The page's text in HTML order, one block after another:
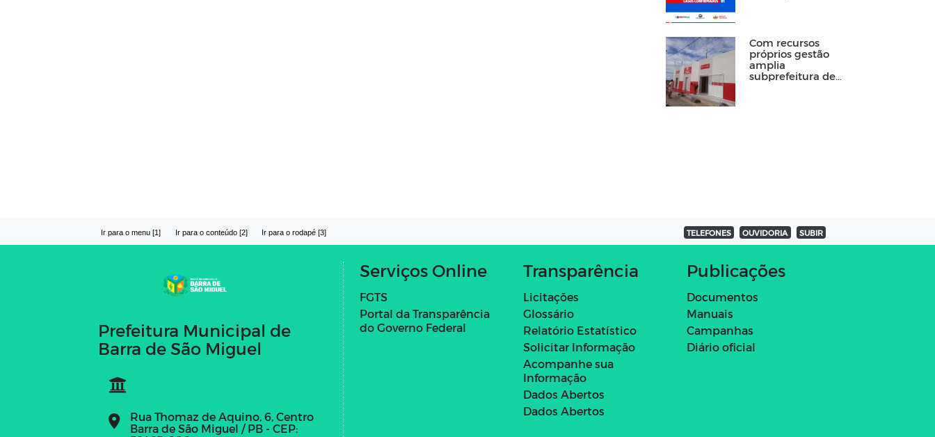
Com recursos
próprios gestão
amplia
subprefeitura de
Ir para o menu [1] Ir para o conteúdo [2] Ir para o rodapé [3] TELEFONES OUVIDORIA SUBIR
Prefeitura Municipal de
Barra de São Miguel
Rua Thomaz de Aquino, 6, Centro
Barra de São Miguel / PB - CEP:
Serviços Online
FGTS
Portal da Transparência
do Governo Federal
Transparência
Licitações
Glossário
Relatório Estatístico
Solicitar Informação
Acompanhe sua
Informação
Dados Abertos
Dados Abertos
Publicações
Documentos
Manuais
Campanhas
Diário oficial